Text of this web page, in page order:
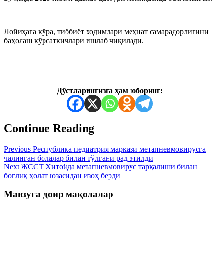
Лойиҳага кўра, тиббиёт ходимлари меҳнат самарадорлигини
баҳолаш кўрсаткичлари ишлаб чиқилади.
Дўстларингизга ҳам юборинг:
Continue Reading
Previous Республика педиатрия маркази метапневмовирусга
чалинган болалар билан тўлгани рад этилди
Next ЖССТ Хитойда метапневмовирус тарқалиши билан
боғлиқ ҳолат юзасидан изоҳ берди
Мавзуга доир мақолалар